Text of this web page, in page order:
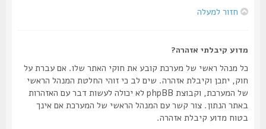
חזור למעלה
מדוע קיבלתי אזהרה?
כל מנהל ראשי של מערכת קובע את חוקי האתר שלו. אם עברת על
חוק, יתכן וקיבלת אזהרה. שים לב כי זוהי החלטת המנהל הראשי
של המערכת, וקבוצת phpBB לא יכולה לעשות דבר עם האזהרות
באתר הנתון. צור קשר עם המנהל הראשי של המערכת אם אינך
בטוח מדוע קיבלת אזהרה.